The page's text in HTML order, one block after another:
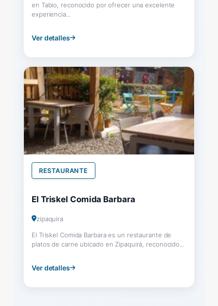
en Tabio, reconocido por ofrecer una excelente
experiencia...
Ver detalles
RESTAURANTE
El Triskel Comida Barbara
zipaquira
El Triskel Comida Barbara es un restaurante de
platos de carne ubicado en Zipaquirá, reconocido...
Ver detalles